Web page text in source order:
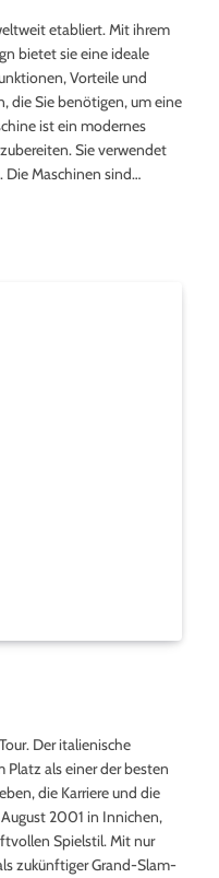
etabliert. Mit ihrem
bietet sie eine ideale
Vorteile und
die Sie benötigen, um eine
ist ein modernes
Sie verwendet
Maschinen sind…
Der italienische
Platz als einer der besten
die Karriere und die
2001 in Innichen,
Spielstil. Mit nur
zukünftiger Grand-Slam-